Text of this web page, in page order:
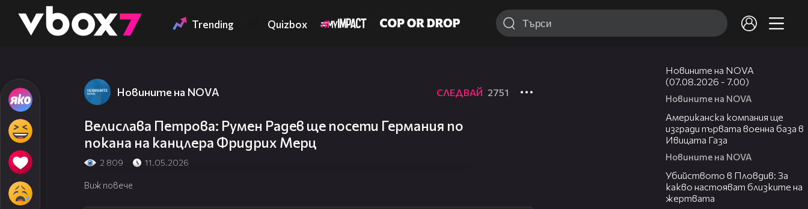
👾 Trending Quizbox
Новините на NOVA СЛЕДВАЙ 2751
Велислава Петрова: Румен Радев ще посети Германия по
покана на канцлера Фридрих Мерц
2 809 11.05.2026
Виж повече
Новините на NOVA
(07.08.2026 - 7.00)
Новините на NOVA
Американска компания ще
изгради първата военна база в
Ивицата Газа
Новините на NOVA
Убийството в Пловдив: За
какво настояват близките на
жертвата